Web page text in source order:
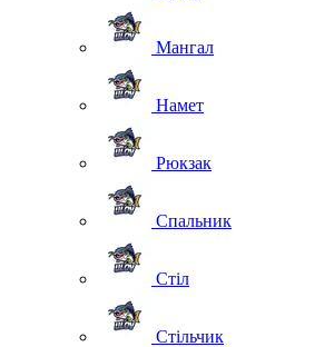
Мангал
Намет
Рюкзак
Спальник
Стіл
Стільчик